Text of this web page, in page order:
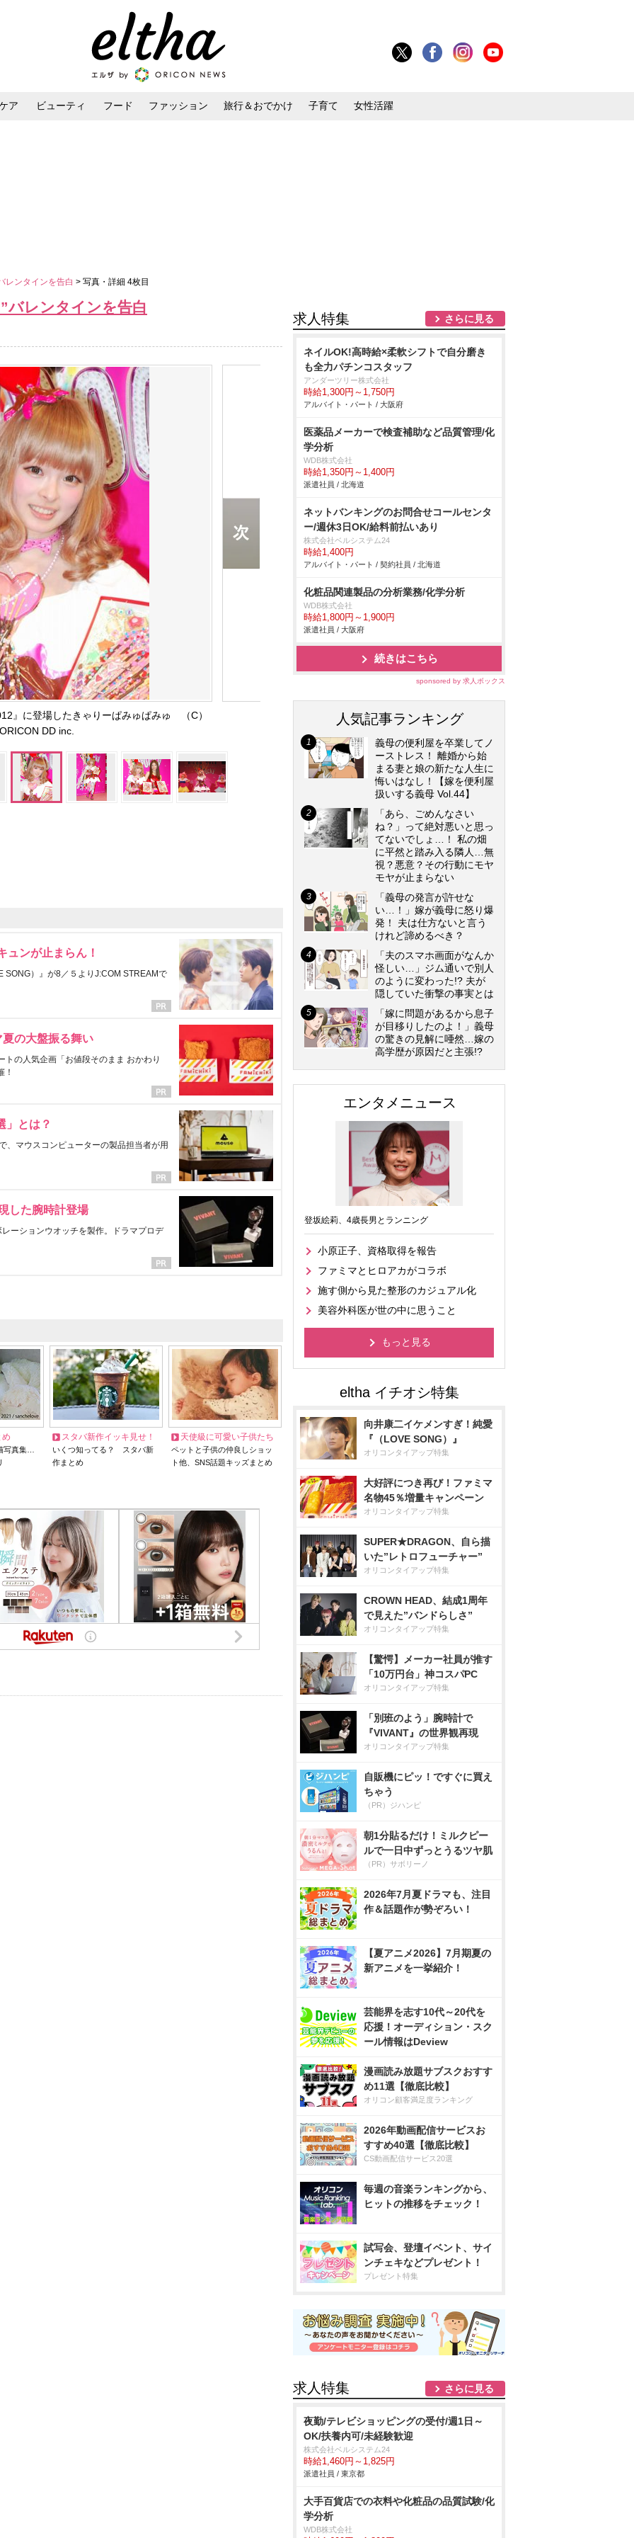
ア ビューティ フード ファッション 旅行＆おでかけ 子育て 女性活躍
レンタインを告白 > 写真・詳細 4枚目
バレンタインを告白
』に登場したきゃりーぱみゅぱみゅ （C）
DD inc.
ュンが止まらん！
SONG）』が8／５よりJ:COM STREAMで
の大盤振る舞い
の人気企画「お値段そのまま おかわり
！
」とは？
、マウスコンピューターの製品担当者が用
した腕時計登場
ーションウオッチを製作。ドラマプロデ
め
写真集…
スタバ新作イッキ見せ！
いくつ知ってる？ スタバ新
作まとめ
天使級に可愛い子供たち
ペットと子供の仲良しショッ
ト他、SNS話題キッズまとめ
求人特集 さらに見る
ネイルOK!高時給×柔軟シフトで自分磨き
も全力パチンコスタッフ
アンダーツリー株式会社
時給1,300円～1,750円
アルバイト・パート / 大阪府
医薬品メーカーで検査補助など品質管理/化
学分析
WDB株式会社
時給1,350円～1,400円
派遣社員 / 北海道
ネットバンキングのお問合せコールセンタ
ー/週休3日OK/給料前払いあり
株式会社ベルシステム24
時給1,400円
アルバイト・パート / 契約社員 / 北海道
化粧品関連製品の分析業務/化学分析
WDB株式会社
時給1,800円～1,900円
派遣社員 / 大阪府
続きはこちら
sponsored by 求人ボックス
人気記事ランキング
義母の便利屋を卒業してノ
ーストレス！ 離婚から始
まる妻と娘の新たな人生に
悔いはなし！【嫁を便利屋
扱いする義母 Vol.44】
「あら、ごめんなさい
ね？」って絶対悪いと思っ
てないでしょ…！ 私の畑
に平然と踏み入る隣人…無
視？悪意？その行動にモヤ
モヤが止まらない
「義母の発言が許せな
い…！」嫁が義母に怒り爆
発！ 夫は仕方ないと言う
けれど諦めるべき？
「夫のスマホ画面がなんか
怪しい…」ジム通いで別人
のように変わった!? 夫が
隠していた衝撃の事実とは
「嫁に問題があるから息子
が目移りしたのよ！」義母
の驚きの見解に唖然…嫁の
高学歴が原因だと主張!?
エンタメニュース
登坂絵莉、4歳長男とランニング
小原正子、資格取得を報告
ファミマとヒロアカがコラボ
施す側から見た整形のカジュアル化
美容外科医が世の中に思うこと
もっと見る
向井康二イケメンすぎ！純愛
『（LOVE SONG）』
オリコンタイアップ特集
大好評につき再び！ファミマ
名物45％増量キャンペーン
オリコンタイアップ特集
SUPER★DRAGON、自ら描
いた”レトロフューチャー”
オリコンタイアップ特集
CROWN HEAD、結成1周年
で見えた”バンドらしさ”
オリコンタイアップ特集
【驚愕】メーカー社員が推す
「10万円台」神コスパPC
オリコンタイアップ特集
「別班のよう」腕時計で
『VIVANT』の世界観再現
オリコンタイアップ特集
自販機にピッ！ですぐに買え
ちゃう
（PR）ジハンピ
朝1分貼るだけ！ミルクピー
ルで一日中ずっとうるツヤ肌
（PR）サボリーノ
2026年7月夏ドラマも、注目
作＆話題作が勢ぞろい！
【夏アニメ2026】7月期夏の
新アニメを一挙紹介！
芸能界を志す10代～20代を
応援！オーディション・スク
ール情報はDeview
漫画読み放題サブスクおすす
め11選【徹底比較】
オリコン顧客満足度ランキング
2026年動画配信サービスお
すすめ40選【徹底比較】
CS動画配信サービス20選
毎週の音楽ランキングから、
ヒットの推移をチェック！
試写会、登壇イベント、サイ
ンチェキなどプレゼント！
プレゼント特集
求人特集 さらに見る
夜勤/テレビショッピングの受付/週1日～
OK/扶養内可/未経験歓迎
株式会社ベルシステム24
時給1,460円～1,825円
派遣社員 / 東京都
大手百貨店での衣料や化粧品の品質試験/化
学分析
WDB株式会社